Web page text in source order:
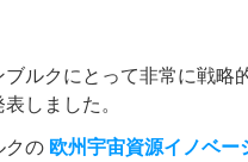
ルクにとって非常に戦略
しました。
クの 欧州宇宙資源イノベー